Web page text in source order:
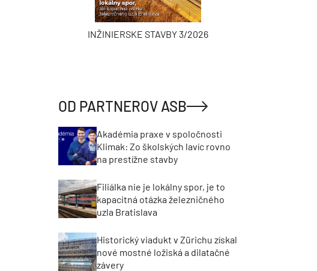
INŽINIERSKE STAVBY 3/2026
OD PARTNEROV ASB
Akadémia praxe v spoločnosti
Klimak: Zo školských lavíc rovno
na prestížne stavby
Filiálka nie je lokálny spor, je to
kapacitná otázka železničného
uzla Bratislava
Historický viadukt v Zürichu získal
nové mostné ložiská a dilatačné
závery